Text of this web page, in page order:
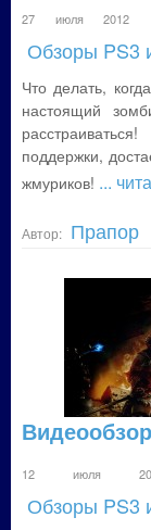
27 июля 2012
Обзоры PS3
Что делать,
настоящий
поддержки,
жмуриков! ...
Автор: Прапор
12 июля
Обзоры PS3